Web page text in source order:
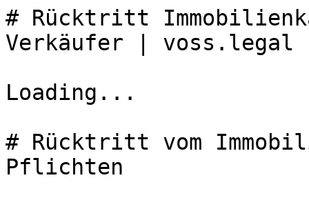
# Rücktritt
Verkäufer | voss.legal
Loading...
# Rücktritt vom
Pflichten